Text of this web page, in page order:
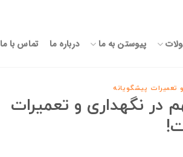
پیوستن به ما درباره ما تماس با ما
تعمیرات پیشگویانه
در نگهداری و تعمیرات